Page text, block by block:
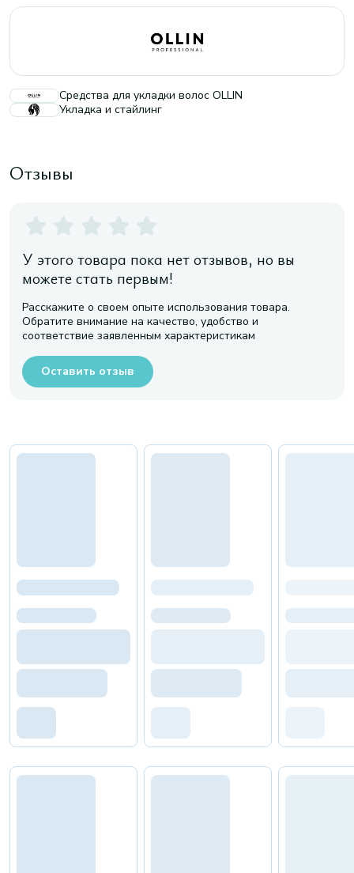
Средства для укладки волос OLLIN
Укладка и стайлинг
Отзывы
У этого товара пока нет отзывов, но вы
можете стать первым!
Расскажите о своем опыте использования товара.
Обратите внимание на качество, удобство и
соответствие заявленным характеристикам
Оставить отзыв